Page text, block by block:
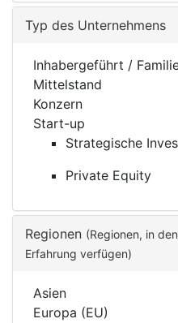
Typ des Unternehmens
Inhabergeführt /
Mittelstand
Konzern
Start-up
Strategische
Private Equity
Regionen (Regionen, in
Erfahrung verfügen)
Asien
Europa (EU)